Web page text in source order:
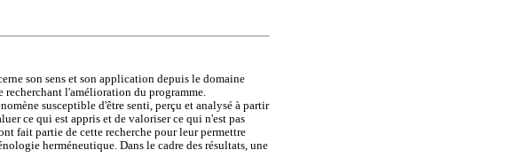
son sens et son application depuis le domaine
l'amélioration du programme.
susceptible d'être senti, perçu et analysé à partir
ce qui est appris et de valoriser ce qui n'est pas
fait partie de cette recherche pour leur permettre
herméneutique. Dans le cadre des résultats, une